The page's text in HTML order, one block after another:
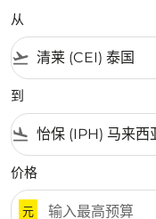
从
flight_takeoff
到
flight_land
价格
元